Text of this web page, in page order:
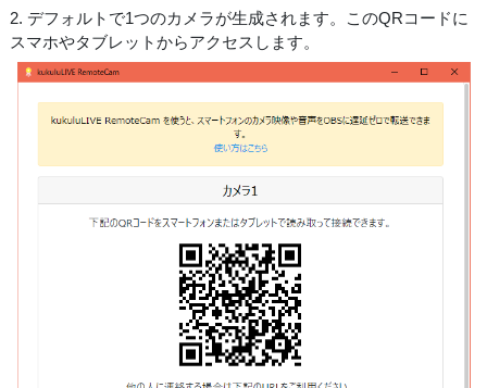
2. デフォルトで1つのカメラが生成されます。このQRコードに
スマホやタブレットからアクセスします。